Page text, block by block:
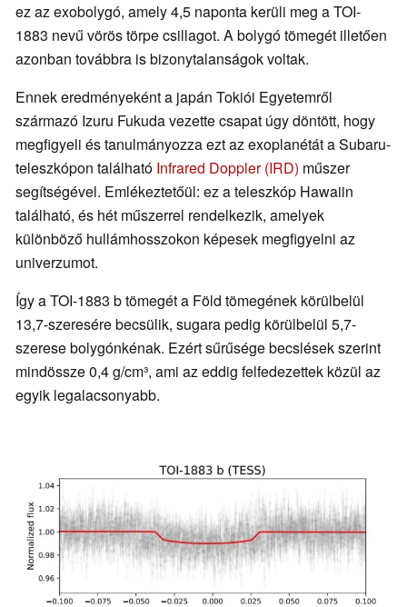
ez az exobolygó, amely 4,5 naponta kerüli meg a TOI-
1883 nevű vörös törpe csillagot. A bolygó tömegét illetően
azonban továbbra is bizonytalanságok voltak.
Ennek eredményeként a japán Tokiói Egyetemről
származó Izuru Fukuda vezette csapat úgy döntött, hogy
megfigyeli és tanulmányozza ezt az exoplanétát a Subaru-
teleszkópon található Infrared Doppler (IRD) műszer
segítségével. Emlékeztetőül: ez a teleszkóp Hawaiin
található, és hét műszerrel rendelkezik, amelyek
különböző hullámhosszokon képesek megfigyelni az
univerzumot.
Így a TOI-1883 b tömegét a Föld tömegének körülbelül
13,7-szeresére becsülik, sugara pedig körülbelül 5,7-
szerese bolygónkénak. Ezért sűrűsége becslések szerint
mindössze 0,4 g/cm³, ami az eddig felfedezettek közül az
egyik legalacsonyabb.